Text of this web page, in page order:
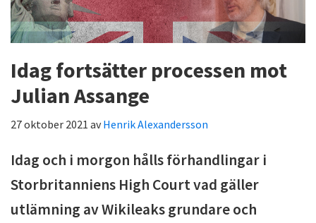
Idag fortsätter processen mot
Julian Assange
27 oktober 2021 avHenrik Alexandersson
Idag och i morgon hålls förhandlingar i
Storbritanniens High Court vad gäller
utlämning av Wikileaks grundare och